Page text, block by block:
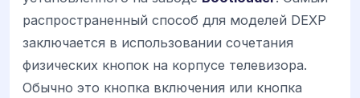
распространенный способ для моделей DEXP
заключается в использовании сочетания
физических кнопок на корпусе телевизора.
Обычно это кнопка включения или кнопка